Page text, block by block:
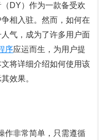
DY）作为一款备受欢
相入驻。然而，如何在
气，成为了许多用户面
序应运而生，为用户提
将详细介绍如何使用该
效果。
作非常简单，只需遵循